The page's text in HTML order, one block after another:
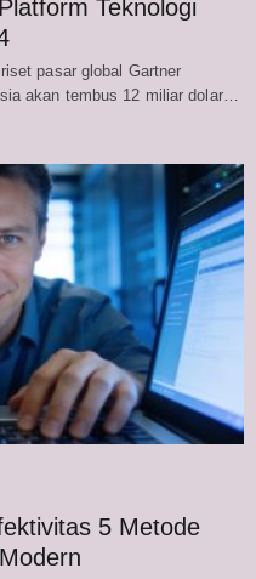
Teknologi
pasar global Gartner
akan tembus 12 miliar dolar…
5 Metode